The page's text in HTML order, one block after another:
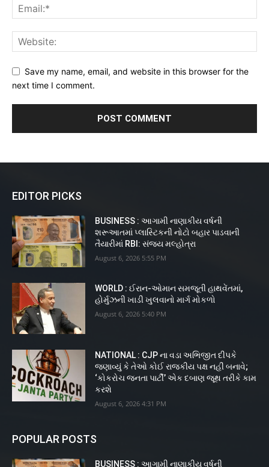
Save my name, email, and website in this browser for the
next time I comment.
EDITOR PICKS
BUSINESS : આગામી નાણાકીય વર્ષની
શરૂઆતમાં પ્લાસ્ટિકની નોટો બહાર પાડવાની
તૈયારીમાં RBI: સંજય મલ્હોત્રા
August 6, 2026 5:55 PM
WORLD : ઈરાન-ઓમાન સમજૂતી હાથવેંતમાં,
હોર્મુઝની ખાડી ખુલવાનો માર્ગ મોકળો
August 6, 2026 5:40 PM
NATIONAL : CJP ના વડા અભિજીત દીપકે
જણાવ્યું કે તેઓ કોઈ રાજકીય પક્ષ નહીં બનાવે;
‘કોકરોચ જનતા પાર્ટી’ એક દબાણ જૂથ તરીકે કામ
કરશે
August 6, 2026 4:31 PM
POPULAR POSTS
BUSINESS : આગામી નાણાકીય વર્ષની